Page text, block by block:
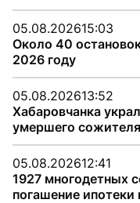
05.08.202615:03
Около 40
2026 году
05.08.202613:52
Хабаровчанка
умершего сожителя
05.08.202612:41
1927 многодетных
погашение